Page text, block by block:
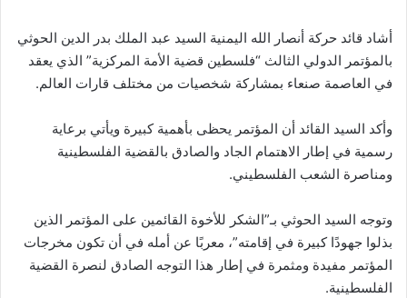
أشاد قائد حركة أنصار الله اليمنية السيد عبد الملك بدر الدين الحوثي
بالمؤتمر الدولي الثالث “فلسطين قضية الأمة المركزية” الذي يعقد
في العاصمة صنعاء بمشاركة شخصيات من مختلف قارات العالم.
وأكد السيد القائد أن المؤتمر يحظى بأهمية كبيرة ويأتي برعاية
رسمية في إطار الاهتمام الجاد والصادق بالقضية الفلسطينية
ومناصرة الشعب الفلسطيني.
وتوجه السيد الحوثي بـ”الشكر للأخوة القائمين على المؤتمر الذين
بذلوا جهودًا كبيرة في إقامته”، معربًا عن أمله في أن تكون مخرجات
المؤتمر مفيدة ومثمرة في إطار هذا التوجه الصادق لنصرة القضية
الفلسطينية.